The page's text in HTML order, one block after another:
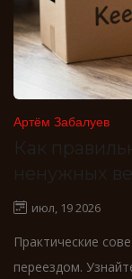
Артём Забалуев
Как
ненужных
Газели
июл, 19 2026
Практические
переездом.